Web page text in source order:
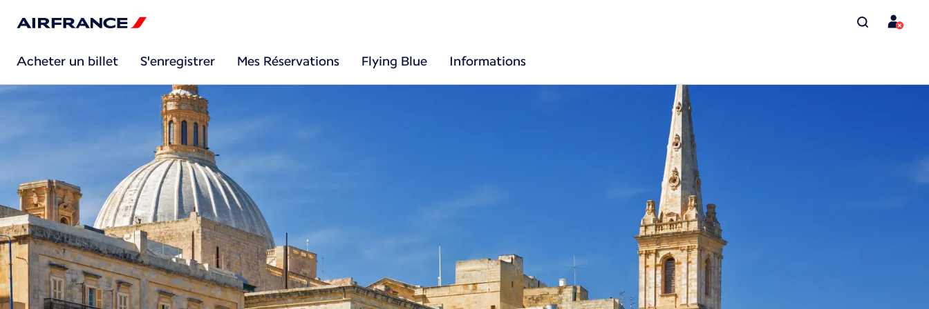
Acheter un billet S'enregistrer Mes Réservations Flying Blue Informations